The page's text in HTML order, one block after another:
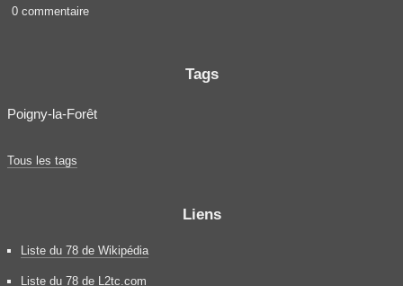
0 commentaire
Tags
Poigny-la-Forêt
Tous les tags
Liens
Liste du 78 de Wikipédia
Liste du 78 de L2tc.com